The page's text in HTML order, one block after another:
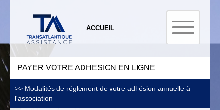
ACCUEIL
PAYER VOTRE ADHESION EN LIGNE
>> Modalités de réglement de votre adhésion annuelle à
l'association